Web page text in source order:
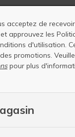
acceptez de
approuvez les
d'utilisation.
promotions.
pour plus